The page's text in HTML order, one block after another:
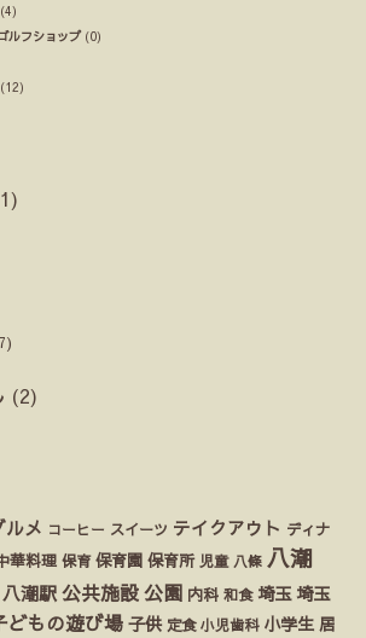
ルフショップ(0)
(12)
(2)
ルメ コーヒー スイーツ テイクアウト ディナ
華料理 保育 保育園 保育所 児童 八條 八潮
八潮駅 公共施設 公園 内科 和食 埼玉 埼玉
どもの遊び場 子供 定食 小児歯科 小学生 居